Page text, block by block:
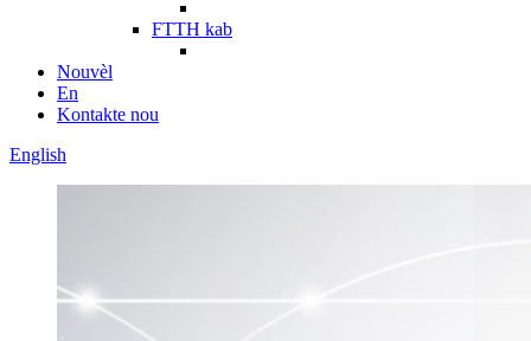
FTTH kab
Nouvèl
En
Kontakte nou
English